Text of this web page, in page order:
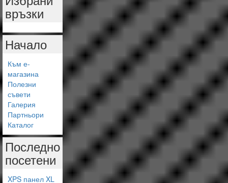
връзки
Начало
Към е-
магазина
Полезни
съвети
Галерия
Партньори
Каталог
Последно
посетени
XPS панел XL